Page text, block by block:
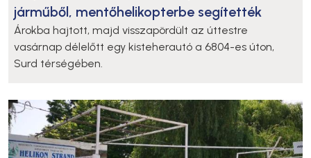
járműből, mentőhelikopterbe segítették
Árokba hajtott, majd visszapördült az úttestre
vasárnap délelőtt egy kisteherautó a 6804-es úton,
Surd térségében.